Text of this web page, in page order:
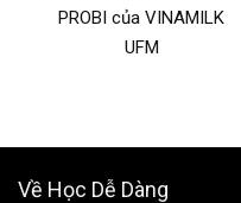
PROBI của VINAMILK
UFM
Về Học Dễ Dàng